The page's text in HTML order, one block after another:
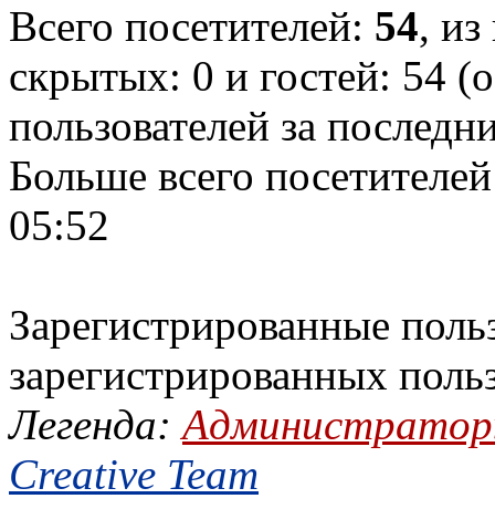
Всего посетителей: 54, из
скрытых: 0 и гостей: 54
пользователей за
Больше всего
05:52
Зарегистрированные
зарегистрированных
Легенда:
Creative Team